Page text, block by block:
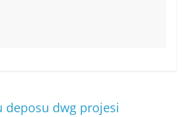
deposu dwg projesi